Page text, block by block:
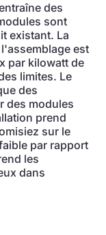
des
sont
existant. La
est
par kilowatt de
limites. Le
des
des modules
prend
sur le
par rapport
les
dans